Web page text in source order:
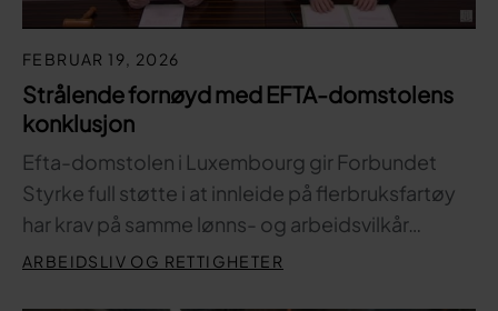
FEBRUAR 19, 2026
Strålende fornøyd med EFTA-domstolens
konklusjon
Efta-domstolen i Luxembourg gir Forbundet
Styrke full støtte i at innleide på flerbruksfartøy
har krav på samme lønns- og arbeidsvilkår…
ARBEIDSLIV OG RETTIGHETER